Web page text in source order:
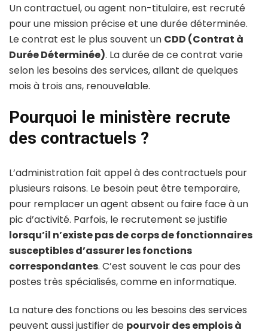
Un contractuel, ou agent non-titulaire, est recruté
pour une mission précise et une durée déterminée.
Le contrat est le plus souvent un CDD (Contrat à
Durée Déterminée). La durée de ce contrat varie
selon les besoins des services, allant de quelques
mois à trois ans, renouvelable.
Pourquoi le ministère recrute
des contractuels ?
L’administration fait appel à des contractuels pour
plusieurs raisons. Le besoin peut être temporaire,
pour remplacer un agent absent ou faire face à un
pic d’activité. Parfois, le recrutement se justifie
lorsqu’il n’existe pas de corps de fonctionnaires
susceptibles d’assurer les fonctions
correspondantes. C’est souvent le cas pour des
postes très spécialisés, comme en informatique.
La nature des fonctions ou les besoins des services
peuvent aussi justifier de pourvoir des emplois à